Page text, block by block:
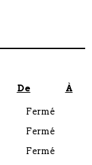
De À
Fermé
Fermé
Fermé